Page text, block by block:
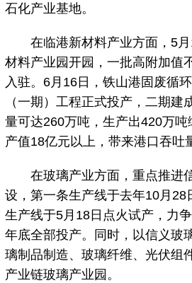
石化产业基地。
在临港新材料产业方面，5月
材料产业园开园，一批高附加值
入驻。6月16日，铁山港固废循
（一期）工程正式投产，二期建
量可达260万吨，生产出420万吨
产值18亿元以上，带来港口吞吐
在玻璃产业方面，重点推进
设，第一条生产线于去年10月28
生产线于5月18日点火试产，力
年底全部投产。同时，以信义玻
璃制品制造、玻璃纤维、光伏组
产业链玻璃产业园。